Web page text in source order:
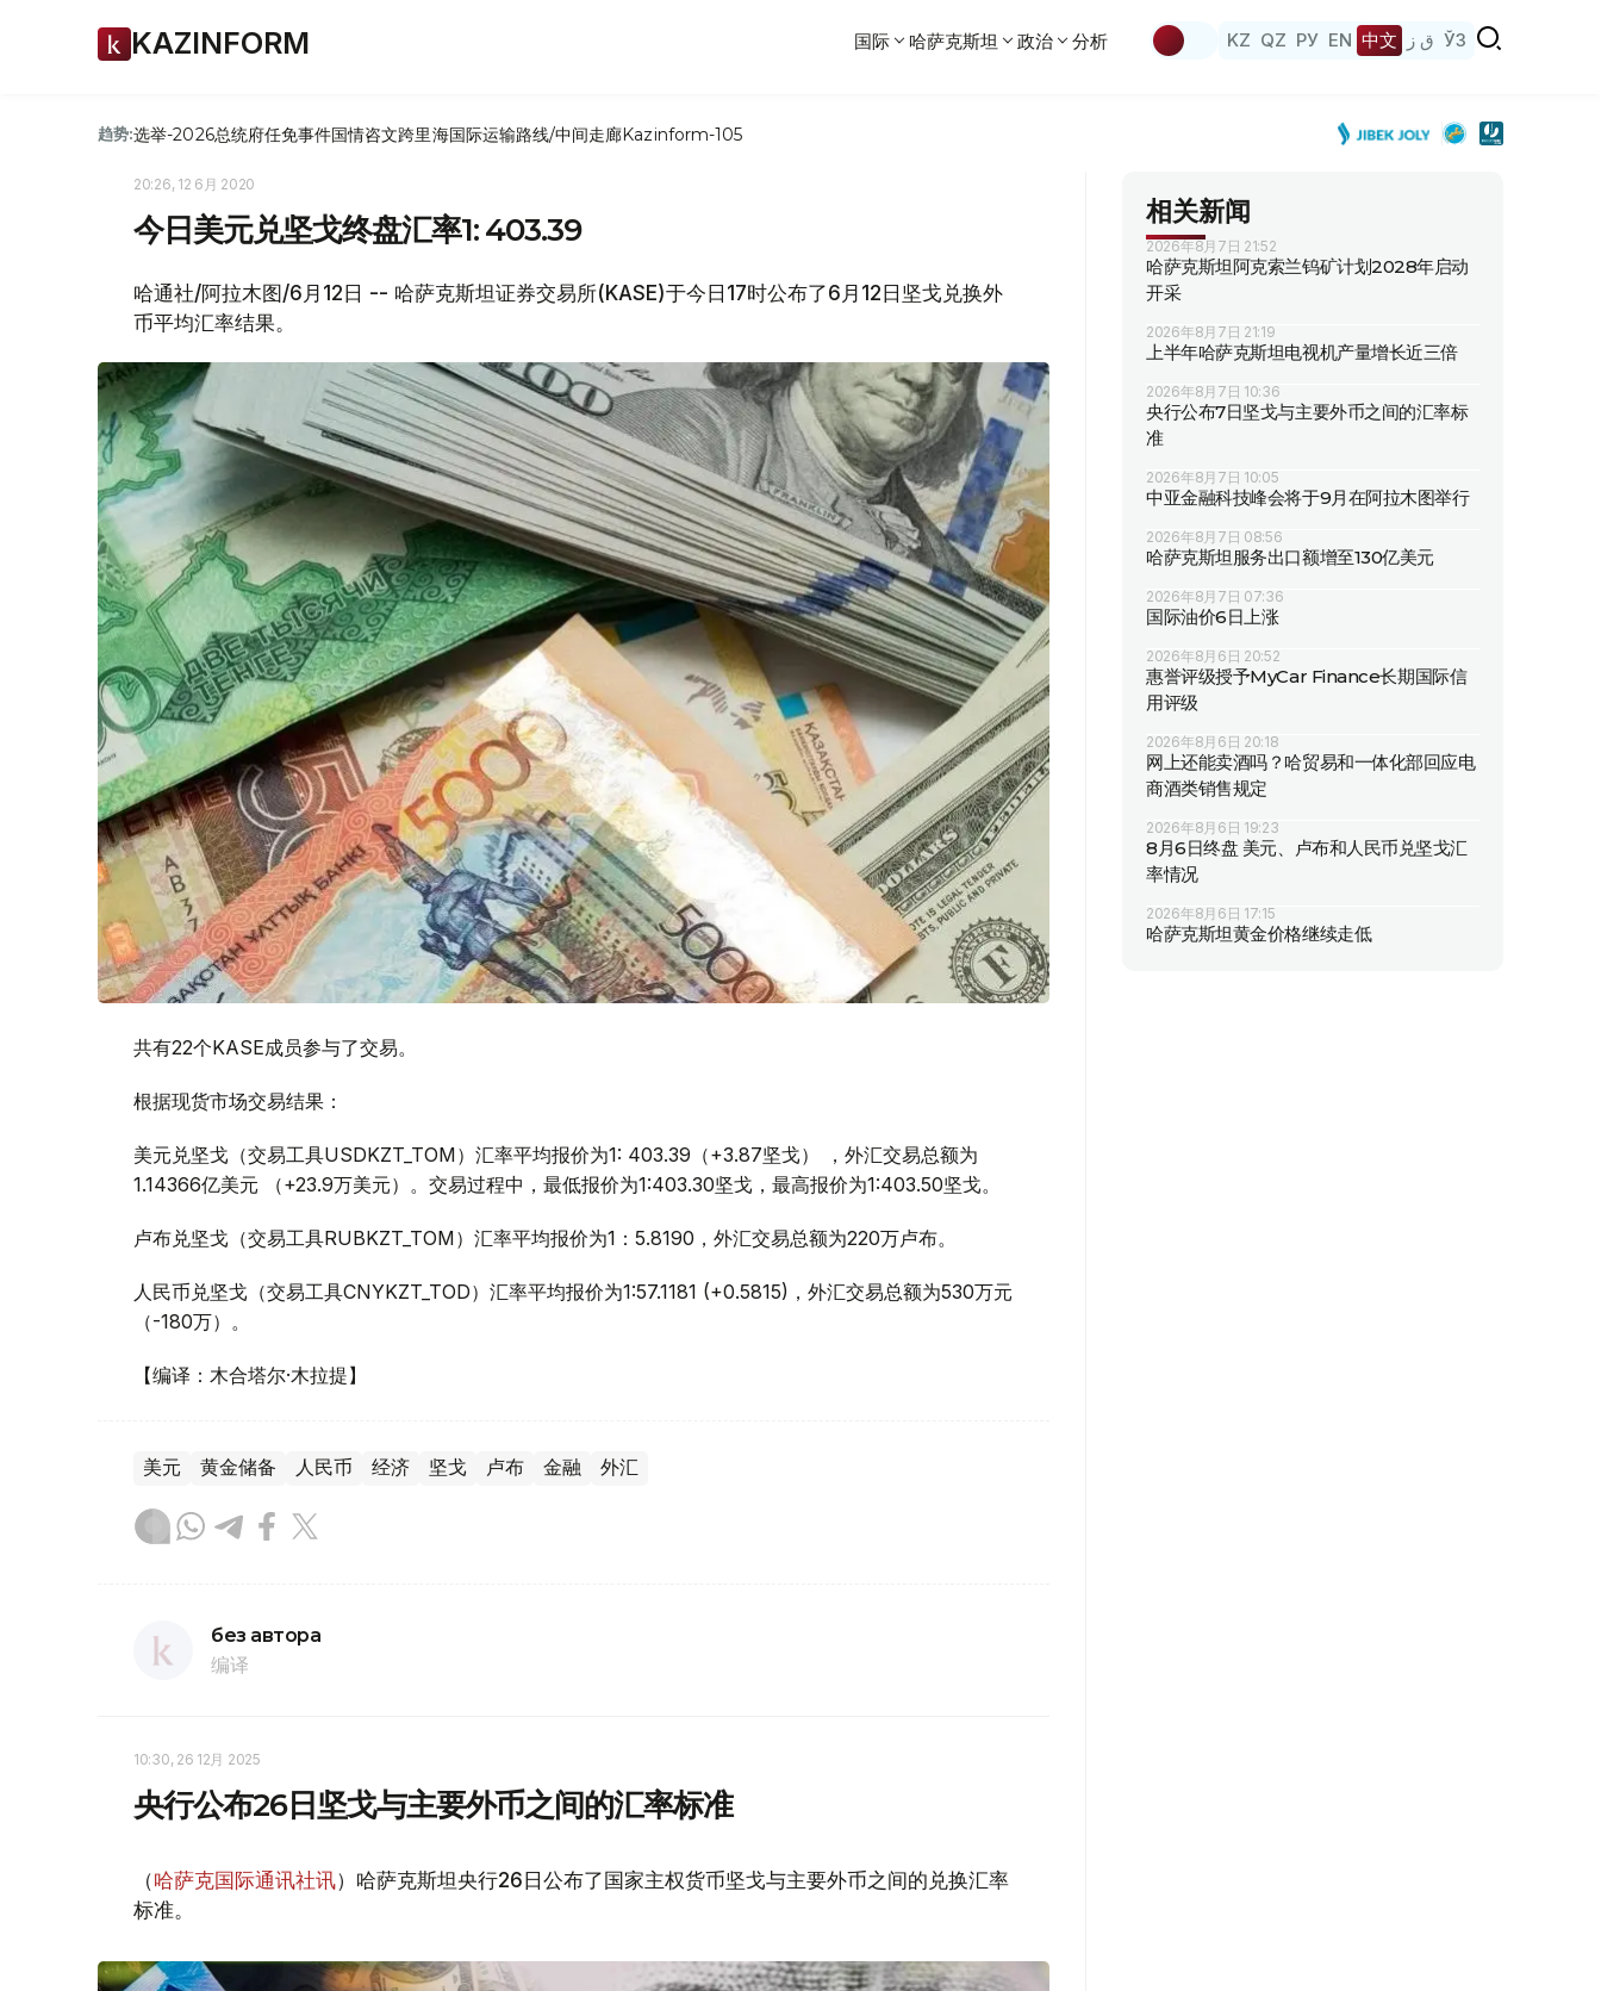
KAZINFORM 国际 哈萨克斯坦 政治 分析 KZ QZ РУ EN 中文 ق ز ЎЗ
趋势:选举-2026总统府任免事件国情咨文跨里海国际运输路线/中间走廊Kazinform-105
20:26, 12 6月 2020
今日美元兑坚戈终盘汇率1: 403.39
哈通社/阿拉木图/6月12日 -- 哈萨克斯坦证券交易所(KASE)于今日17时公布了6月12日坚戈兑换外
币平均汇率结果。
共有22个KASE成员参与了交易。
根据现货市场交易结果：
美元兑坚戈（交易工具USDKZT_TOM）汇率平均报价为1: 403.39（+3.87坚戈） ，外汇交易总额为
1.14366亿美元 （+23.9万美元）。交易过程中，最低报价为1:403.30坚戈，最高报价为1:403.50坚戈。
卢布兑坚戈（交易工具RUBKZT_TOM）汇率平均报价为1：5.8190，外汇交易总额为220万卢布。
人民币兑坚戈（交易工具CNYKZT_TOD）汇率平均报价为1:57.1181 (+0.5815)，外汇交易总额为530万元
（-180万）。
【编译：木合塔尔·木拉提】
美元 黄金储备 人民币 经济 坚戈 卢布 金融 外汇
без автора
编译
10:30, 26 12月 2025
央行公布26日坚戈与主要外币之间的汇率标准
（哈萨克国际通讯社讯）哈萨克斯坦央行26日公布了国家主权货币坚戈与主要外币之间的兑换汇率
标准。
相关新闻
2026年8月7日 21:52
哈萨克斯坦阿克索兰钨矿计划2028年启动
开采
2026年8月7日 21:19
上半年哈萨克斯坦电视机产量增长近三倍
2026年8月7日 10:36
央行公布7日坚戈与主要外币之间的汇率标
准
2026年8月7日 10:05
中亚金融科技峰会将于9月在阿拉木图举行
2026年8月7日 08:56
哈萨克斯坦服务出口额增至130亿美元
2026年8月7日 07:36
国际油价6日上涨
2026年8月6日 20:52
惠誉评级授予MyCar Finance长期国际信
用评级
2026年8月6日 20:18
网上还能卖酒吗？哈贸易和一体化部回应电
商酒类销售规定
2026年8月6日 19:23
8月6日终盘 美元、卢布和人民币兑坚戈汇
率情况
2026年8月6日 17:15
哈萨克斯坦黄金价格继续走低